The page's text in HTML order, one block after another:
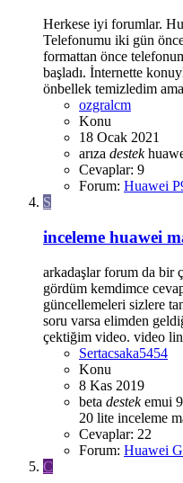
Herkese iyi forumlar.
Telefonumu iki gün
formattan önce
başladı. İnternette
önbellek temizledim
ozgralcm
Konu
18 Ocak 2021
arıza destek
Cevaplar: 9
Forum: Huawei
S
inceleme huawei
arkadaşlar forum da bir
gördüm kemdimce
güncellemeleri sizlere
soru varsa elimden
çektiğim video. video
Sertacsaka5454
Konu
8 Kas 2019
beta destek emui 9
20 lite inceleme
Cevaplar: 22
Forum: Huawei
C